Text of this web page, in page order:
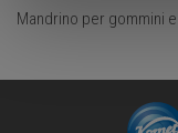
Mandrino per gommini